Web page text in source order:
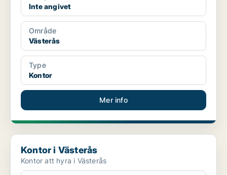
Inte angivet
Område
Västerås
Type
Kontor
Mer info
Kontor i Västerås
Kontor i Västerås
Kontor att hyra i Västerås